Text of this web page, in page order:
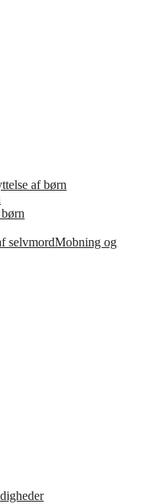
af børn
selvmordMobning og